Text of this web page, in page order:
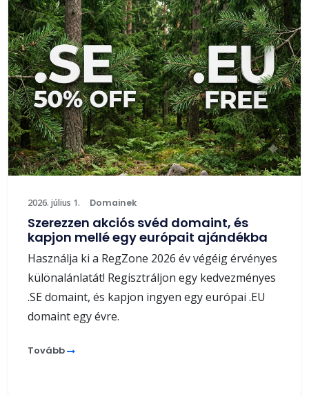
2026. július 1. Domainek
Szerezzen akciós svéd domaint, és
kapjon mellé egy európait ajándékba
Használja ki a RegZone 2026 év végéig érvényes
különalánlatát! Regisztráljon egy kedvezményes
.SE domaint, és kapjon ingyen egy európai .EU
domaint egy évre.
Tovább